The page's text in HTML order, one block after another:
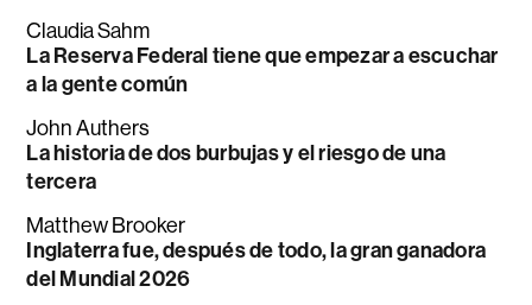
Claudia Sahm
La Reserva Federal tiene que empezar a escuchar
a la gente común
John Authers
La historia de dos burbujas y el riesgo de una
tercera
Matthew Brooker
Inglaterra fue, después de todo, la gran ganadora
del Mundial 2026